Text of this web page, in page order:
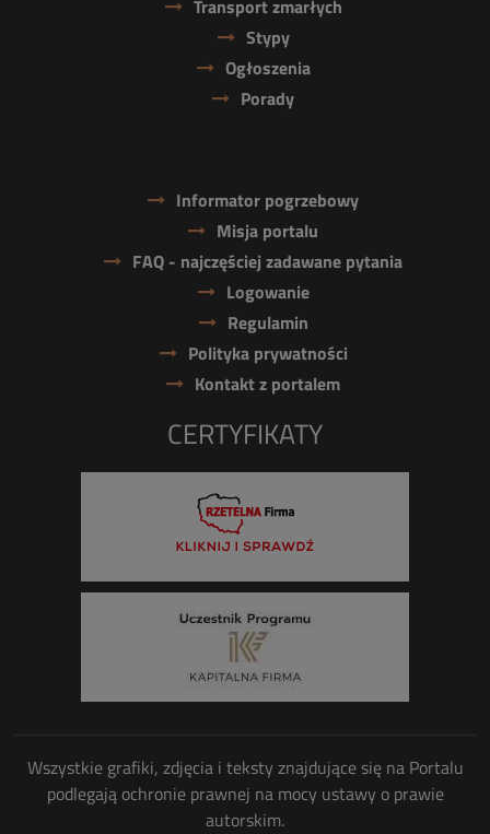
Transport zmarłych
Stypy
Ogłoszenia
Porady
Informator pogrzebowy
Misja portalu
FAQ - najczęściej zadawane pytania
Logowanie
Regulamin
Polityka prywatności
Kontakt z portalem
CERTYFIKATY
Wszystkie grafiki, zdjęcia i teksty znajdujące się na Portalu
podlegają ochronie prawnej na mocy ustawy o prawie
autorskim.